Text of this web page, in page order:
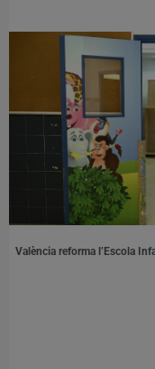
València reforma l’Escola